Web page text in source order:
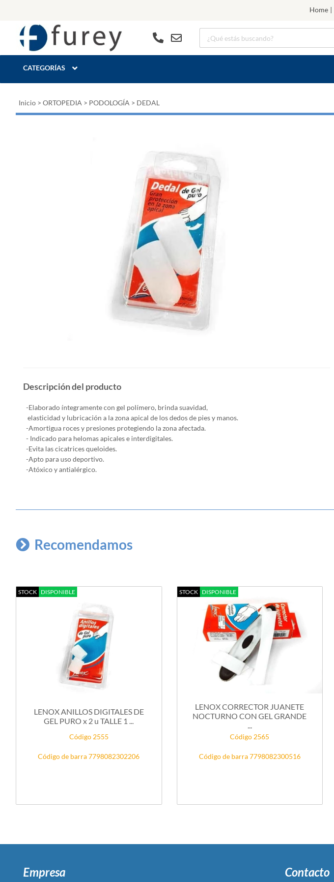
Home |
CATEGORÍAS
Inicio > ORTOPEDIA > PODOLOGÍA > DEDAL
Descripción del producto
-Elaborado íntegramente con gel polímero, brinda suavidad,
elasticidad y lubricación a la zona apical de los dedos de pies y manos.
-Amortigua roces y presiones protegiendo la zona afectada.
- Indicado para helomas apicales e interdigitales.
-Evita las cicatrices queloides.
-Apto para uso deportivo.
-Atóxico y antialérgico.
Recomendamos
STOCK DISPONIBLE
LENOX ANILLOS DIGITALES DE
GEL PURO x 2 u TALLE 1 ...
Código 2555
Código de barra 7798082302206
STOCK DISPONIBLE
LENOX CORRECTOR JUANETE
NOCTURNO CON GEL GRANDE
...
Código 2565
Código de barra 7798082300516
Empresa Contacto